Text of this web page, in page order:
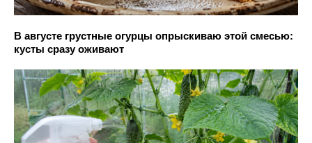
В августе грустные огурцы опрыскиваю этой смесью:
кусты сразу оживают